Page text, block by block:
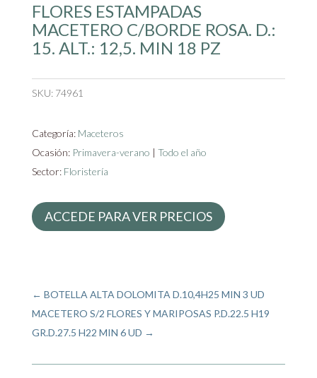
FLORES ESTAMPADAS
MACETERO C/BORDE ROSA. D.:
15. ALT.: 12,5. MIN 18 PZ
SKU: 74961
Categoría: Maceteros
Ocasión: Primavera-verano | Todo el año
Sector: Floristería
ACCEDE PARA VER PRECIOS
← BOTELLA ALTA DOLOMITA D.10,4H25 MIN 3 UD
MACETERO S/2 FLORES Y MARIPOSAS P.D.22.5 H19
GR.D.27.5 H22 MIN 6 UD →